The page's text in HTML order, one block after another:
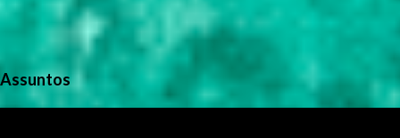
Assuntos